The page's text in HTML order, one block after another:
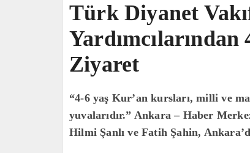
Türk Diyanet
Ziyaret
“4-6 yaş Kur’an kursları, milli ve
yuvalarıdır.” Ankara – Haber
Hilmi Şanlı ve Fatih Şahin,